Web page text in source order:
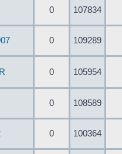
0 107834
0 109289
0 105954
0 108589
0 100364